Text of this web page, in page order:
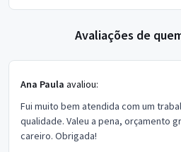
Avaliações de
Ana Paula avaliou:
Fui muito bem atendida com um
qualidade. Valeu a pena, orçamento
careiro. Obrigada!